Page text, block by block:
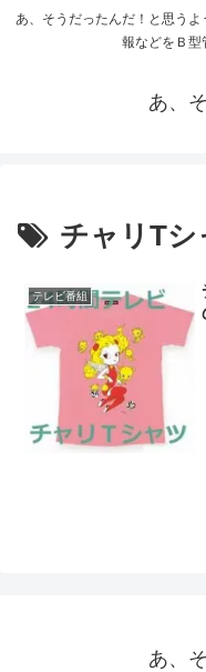
あ、そうだったんだ！と思う
報などをＢ型
あ、
チャリTシ
テレビ番組
あ、